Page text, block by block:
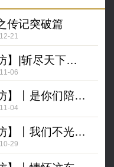
传记突破篇
21
【大国崛起冠军专访】|斩尽天下不收刃，一聚风云我为王
06
【大国崛起冠军专访】丨是你们陪我走过荣耀之前的岁月
04
【大国崛起冠军专访】丨我们不光是大国崛起冠军，也是熬夜冠军
29